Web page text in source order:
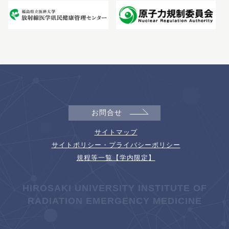
お問合せ
サイトマップ
サイトポリシー・プライバシーポリシー
規程等一覧【学内限定】
HIROSAKI UNIVERSITY INSTITUTE OF
RADIATION EMERGENCY MEDICINE